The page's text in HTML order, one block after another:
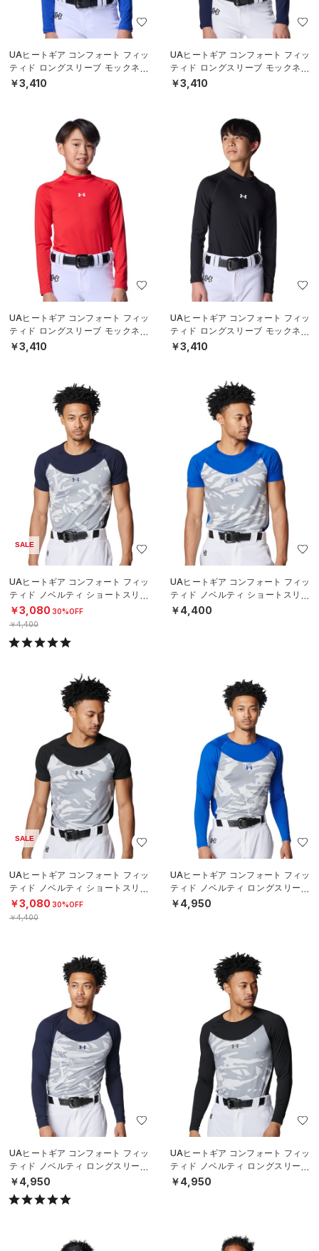
UAヒートギア コンフォート フィッ
ティド ロングスリーブ モックネッ
ク シャツ（ベースボール/BOYS）
￥3,410
UAヒートギア コンフォート フィッ
ティド ロングスリーブ モックネッ
ク シャツ（ベースボール/BOYS）
￥3,410
UAヒートギア コンフォート フィッ
ティド ロングスリーブ モックネッ
ク シャツ（ベースボール/BOYS）
￥3,410
UAヒートギア コンフォート フィッ
ティド ロングスリーブ モックネッ
ク シャツ（ベースボール/BOYS）
￥3,410
SALE
UAヒートギア コンフォート フィッ
ティド ノベルティ ショートスリー
ブ クルーネック シャツ（ベースボ
ール
￥3,080 30%OFF
￥4,400
UAヒートギア コンフォート フィッ
ティド ノベルティ ショートスリー
ブ クルーネック シャツ（ベースボ
￥4,400
SALE
UAヒートギア コンフォート フィッ
ティド ノベルティ ショートスリー
ブ クルーネック シャツ（ベースボ
ール
￥3,080 30%OFF
￥4,400
UAヒートギア コンフォート フィッ
ティド ノベルティ ロングスリーブ
クルーネック シャツ（ベースボー
￥4,950
UAヒートギア コンフォート フィッ
ティド ノベルティ ロングスリーブ
クルーネック シャツ（ベースボー
ル/M
￥4,950
UAヒートギア コンフォート フィッ
ティド ノベルティ ロングスリーブ
クルーネック シャツ（ベースボー
ル/M
￥4,950